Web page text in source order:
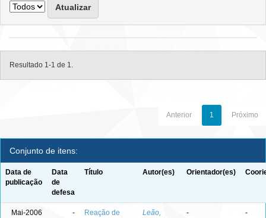
Resultado 1-1 de 1.
Anterior 1 Próximo
Conjunto de itens:
Data de
publicação
Data
de
defesa
Título Autor(es) Orientador(es)
Mai-2006 -
Reação de
Leão,
- -